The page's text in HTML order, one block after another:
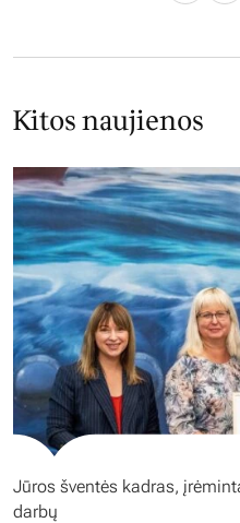
Kitos naujienos
Jūros šventės kadras,
darbų